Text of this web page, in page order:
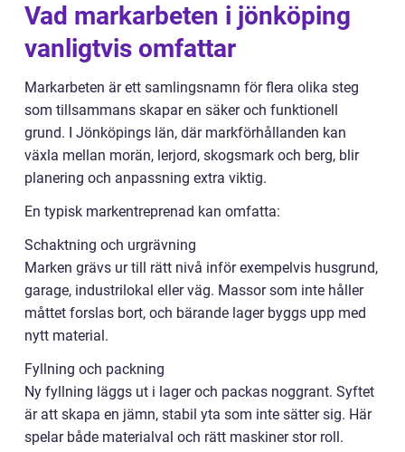
Vad markarbeten i jönköping
vanligtvis omfattar
Markarbeten är ett samlingsnamn för flera olika steg
som tillsammans skapar en säker och funktionell
grund. I Jönköpings län, där markförhållanden kan
växla mellan morän, lerjord, skogsmark och berg, blir
planering och anpassning extra viktig.
En typisk markentreprenad kan omfatta:
Schaktning och urgrävning
Marken grävs ur till rätt nivå inför exempelvis husgrund,
garage, industrilokal eller väg. Massor som inte håller
måttet forslas bort, och bärande lager byggs upp med
nytt material.
Fyllning och packning
Ny fyllning läggs ut i lager och packas noggrant. Syftet
är att skapa en jämn, stabil yta som inte sätter sig. Här
spelar både materialval och rätt maskiner stor roll.